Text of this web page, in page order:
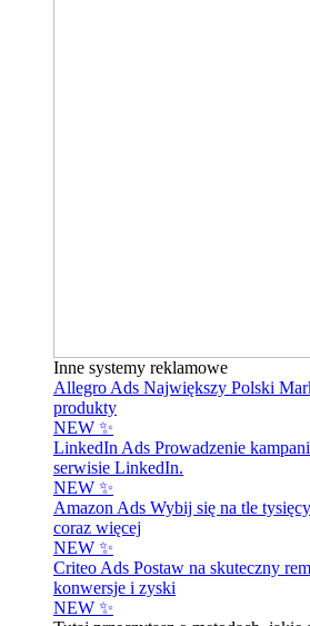
Inne systemy reklamowe
Allegro Ads Największy Polski
produkty
NEW ✨
LinkedIn Ads Prowadzenie
serwisie LinkedIn.
NEW ✨
Amazon Ads Wybij się na tle
coraz więcej
NEW ✨
Criteo Ads Postaw na skuteczny
konwersje i zyski
NEW ✨